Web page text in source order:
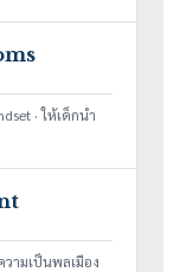
· ให้เด็กนำ
วามเป็นพลเมือง